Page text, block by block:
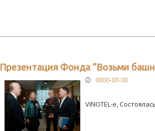
Презентация Фонда “Возьми
0000-00-00
VINOTEL-е,